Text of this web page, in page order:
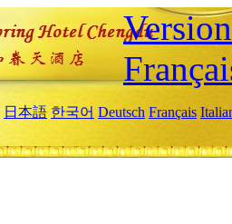
日本語 한국어 Deutsch Français